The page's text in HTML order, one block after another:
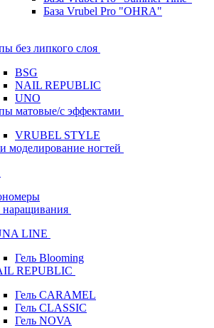
База Vrubel Pro "OHRA"
без липкого слоя
BSG
NAIL REPUBLIC
UNO
матовые/с эффектами
VRUBEL STYLE
моделирование ногтей
наращивания
LINE
Гель Blooming
REPUBLIC
Гель CARAMEL
Гель CLASSIC
Гель NOVA